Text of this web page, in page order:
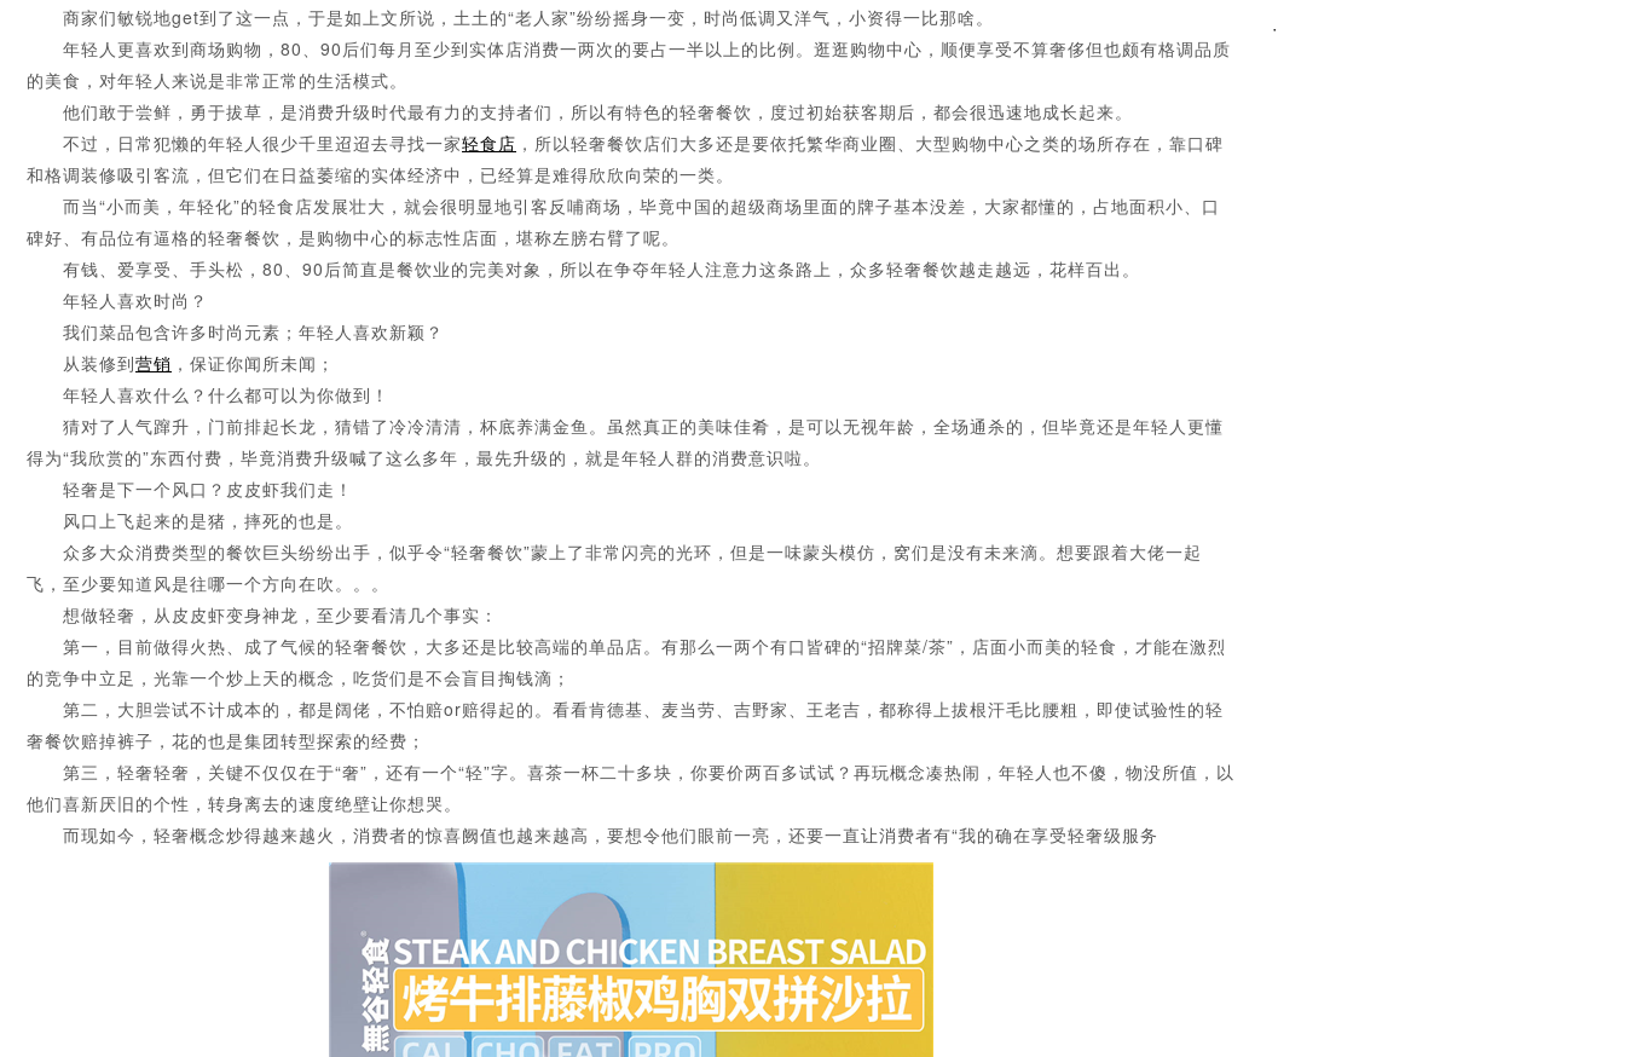
商家们敏锐地get到了这一点，于是如上文所说，土土的“老人家”纷纷摇身一变，时尚低调又洋气，小资得一比那啥。
年轻人更喜欢到商场购物，80、90后们每月至少到实体店消费一两次的要占一半以上的比例。逛逛购物中心，顺便享受不算奢侈但也颇有格调品质
的美食，对年轻人来说是非常正常的生活模式。
他们敢于尝鲜，勇于拔草，是消费升级时代最有力的支持者们，所以有特色的轻奢餐饮，度过初始获客期后，都会很迅速地成长起来。
不过，日常犯懒的年轻人很少千里迢迢去寻找一家轻食店 ，所以轻奢餐饮店们大多还是要依托繁华商业圈、大型购物中心之类的场所存在，靠口碑
和格调装修吸引客流，但它们在日益萎缩的实体经济中，已经算是难得欣欣向荣的一类。
而当“小而美，年轻化”的轻食店发展壮大，就会很明显地引客反哺商场，毕竟中国的超级商场里面的牌子基本没差，大家都懂的，占地面积小、口
碑好、有品位有逼格的轻奢餐饮，是购物中心的标志性店面，堪称左膀右臂了呢。
有钱、爱享受、手头松，80、90后简直是餐饮业的完美对象，所以在争夺年轻人注意力这条路上，众多轻奢餐饮越走越远，花样百出。
年轻人喜欢时尚？
我们菜品包含许多时尚元素；年轻人喜欢新颖？
从装修到营销 ，保证你闻所未闻；
年轻人喜欢什么？什么都可以为你做到！
猜对了人气蹿升，门前排起长龙，猜错了冷冷清清，杯底养满金鱼。虽然真正的美味佳肴，是可以无视年龄，全场通杀的，但毕竟还是年轻人更懂
得为“我欣赏的”东西付费，毕竟消费升级喊了这么多年，最先升级的，就是年轻人群的消费意识啦。
轻奢是下一个风口？皮皮虾我们走！
风口上飞起来的是猪，摔死的也是。
众多大众消费类型的餐饮巨头纷纷出手，似乎令“轻奢餐饮”蒙上了非常闪亮的光环，但是一味蒙头模仿，窝们是没有未来滴。想要跟着大佬一起
飞，至少要知道风是往哪一个方向在吹。。。
想做轻奢，从皮皮虾变身神龙，至少要看清几个事实：
第一，目前做得火热、成了气候的轻奢餐饮，大多还是比较高端的单品店。有那么一两个有口皆碑的“招牌菜/茶”，店面小而美的轻食，才能在激烈
的竞争中立足，光靠一个炒上天的概念，吃货们是不会盲目掏钱滴；
第二，大胆尝试不计成本的，都是阔佬，不怕赔or赔得起的。看看肯德基、麦当劳、吉野家、王老吉，都称得上拔根汗毛比腰粗，即使试验性的轻
奢餐饮赔掉裤子，花的也是集团转型探索的经费；
第三，轻奢轻奢，关键不仅仅在于“奢”，还有一个“轻”字。喜茶一杯二十多块，你要价两百多试试？再玩概念凑热闹，年轻人也不傻，物没所值，以
他们喜新厌旧的个性，转身离去的速度绝壁让你想哭。
而现如今，轻奢概念炒得越来越火，消费者的惊喜阙值也越来越高，要想令他们眼前一亮，还要一直让消费者有“我的确在享受轻奢级服务
·